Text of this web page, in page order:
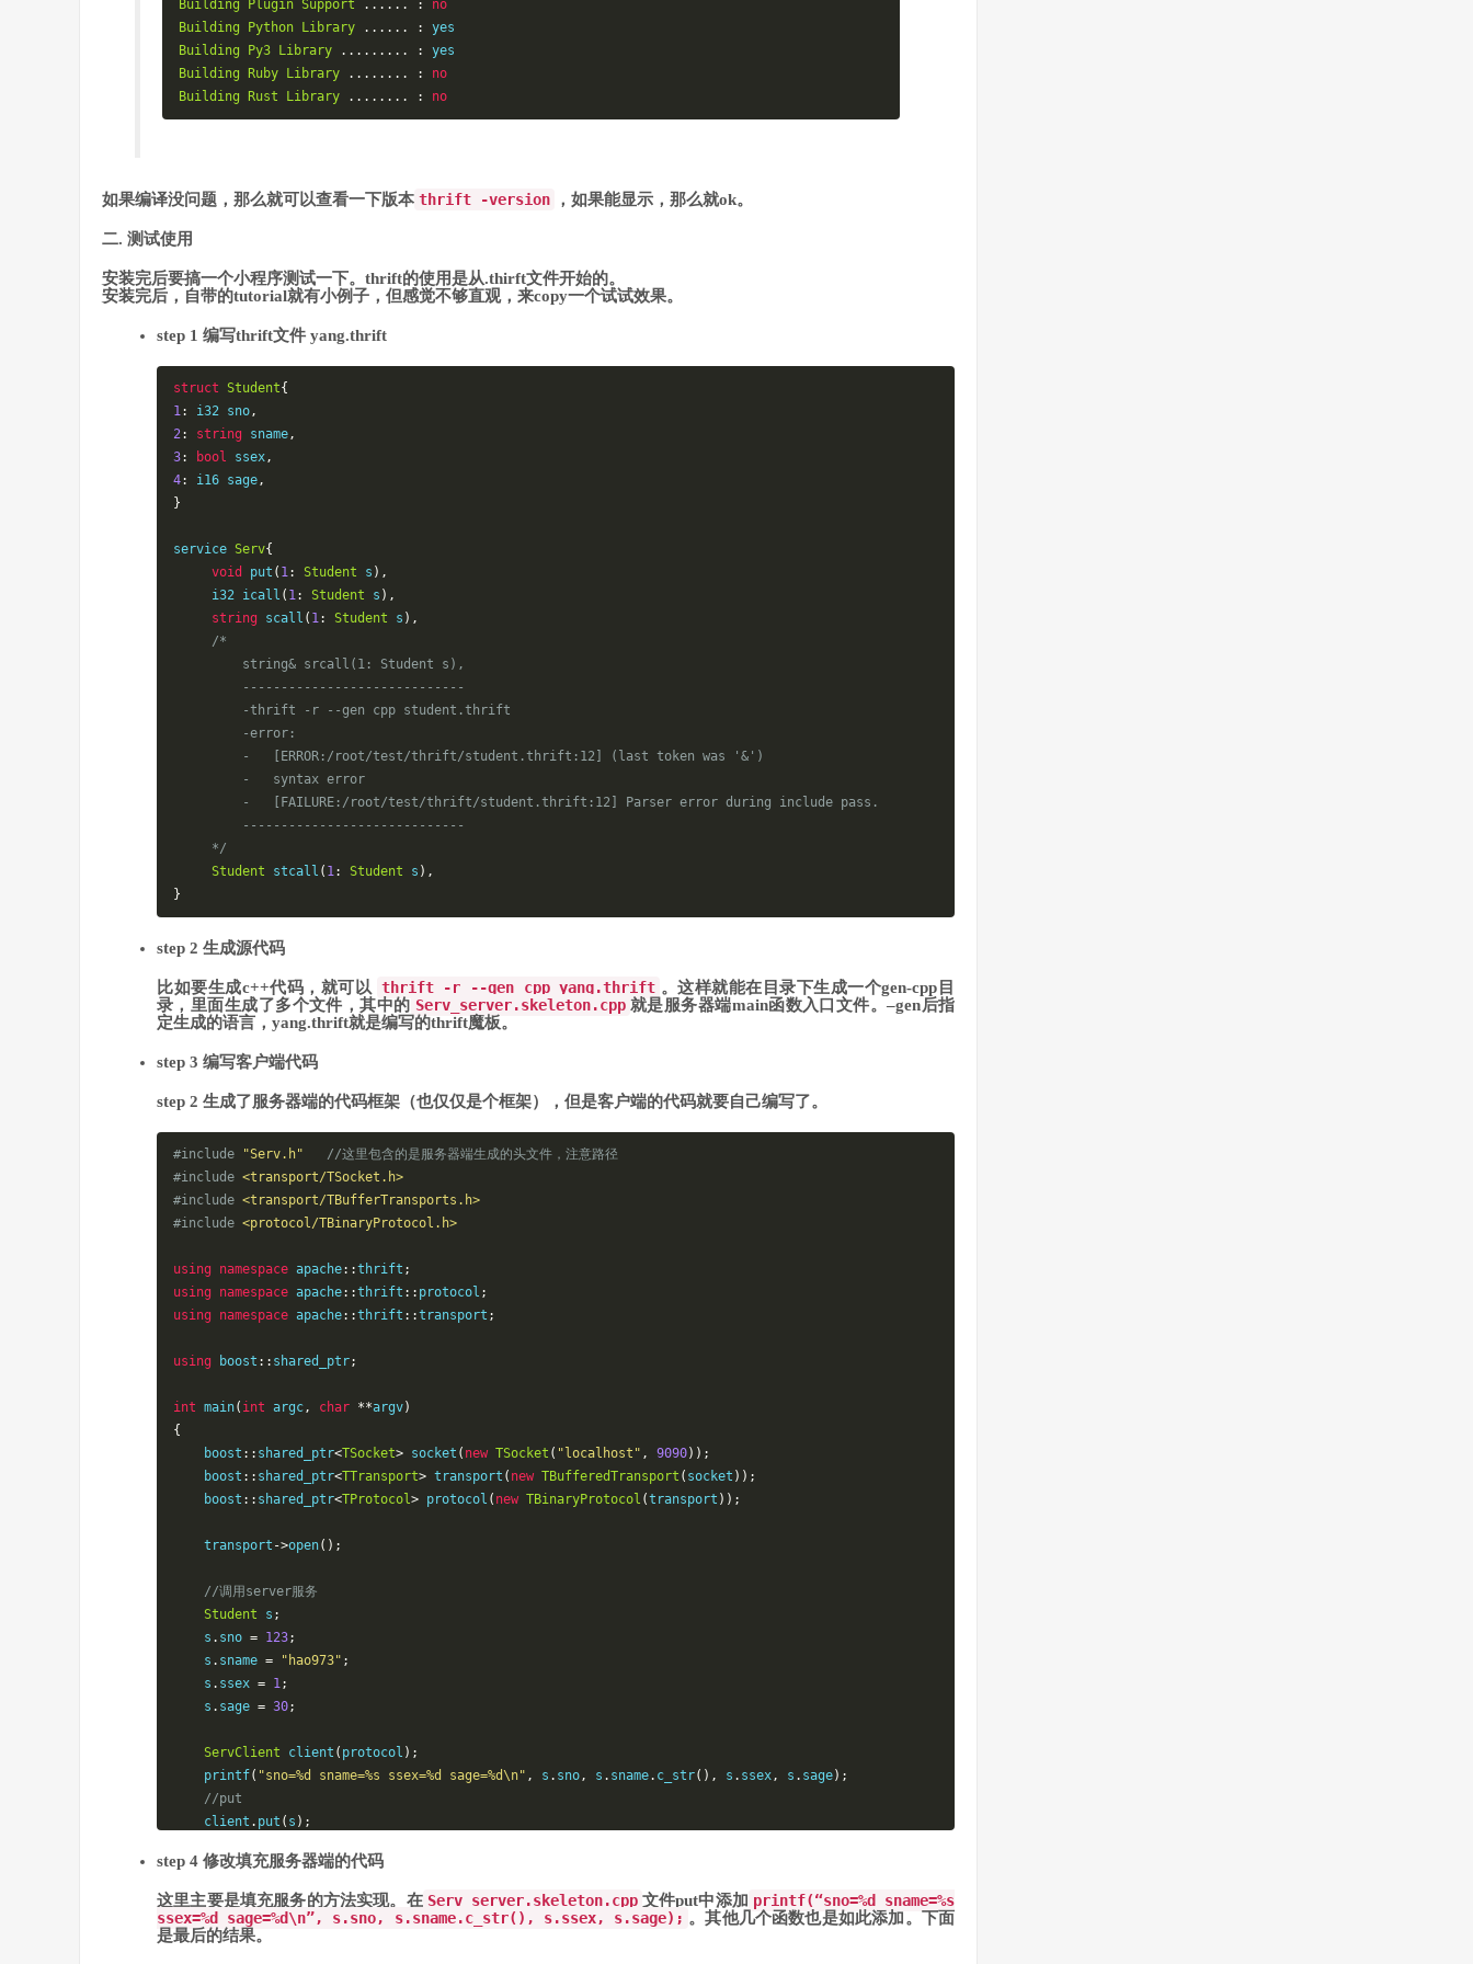
Building
Plugin Support ...... :
no
Building
Python Library ...... :
Building
Py3 Library ......... :
Building
Ruby Library ........ :
no
Building
Rust Library ........ : no
如果编译没问题，那么就可以查看一下版本 thrift -version ，如果能显示，那么就ok。
二. 测试使用
安装完后要搞一个小程序测试一下。thrift的使用是从.thirft文件开始的。
安装完后，自带的tutorial就有小例子，但感觉不够直观，来copy一个试试效果。
step 1 编写thrift文件 yang.thrift
struct Student{
1: i32 sno,
2: string sname,
3: bool ssex,
4: i16 sage,
}
service Serv{
void
put ( 1: Student s ),
     i32 icall
( 1: Student s ),
string scall ( 1: Student s ),
/*
     */
Student stcall ( 1: Student s ),
}
step 2 生成源代码
比如要生成c++代码，就可以 thrift -r --gen cpp yang.thrift 。这样就能在目录下生成一个gen-cpp目
录，里面生成了多个文件，其中的 Serv_server.skeleton.cpp 就是服务器端main函数入口文件。–gen后指
定生成的语言，yang.thrift就是编写的thrift魔板。
step 3 编写客户端代码
step 2 生成了服务器端的代码框架（也仅仅是个框架），但是客户端的代码就要自己编写了。
#include "Serv.h"
//这里包含的是服务器端生成的头文件，注意路径
#include <transport/TSocket.h>
#include <transport/TBufferTransports.h>
#include <protocol/TBinaryProtocol.h>
using namespace apache::thrift ;
using
namespace apache::thrift :: protocol ;
using
namespace apache::thrift ::transport ;
using boost :: shared_ptr;
int main( int argc, char **argv)
{
    boost
:: shared_ptr<TSocket> socket ( new TSocket ( "localhost" , 9090));
    boost
:: shared_ptr<TTransport> transport ( new TBufferedTransport ( socket ));
    boost
:: shared_ptr<TProtocol> protocol ( new TBinaryProtocol (transport ));
    transport
->open();
//调用server服务
Student s ;
    s
. sno = 123;
    s
. sname = "hao973" ;
    s
. ssex = 1;
    s
. sage = 30;
ServClient client ( protocol );
    printf
( "sno=%d sname=%s ssex=%d sage=%d\n" , s . sno, s . sname. c_str(), s . ssex, s . sage);
//put
    client
. put ( s );
    std
::string strname = ""
    client
.scall( strname , s);
    printf
("icall=%d, scall=%s\n", client.icall s), strname .c_str());
//stcall
step 4 修改填充服务器端的代码
这里主要是填充服务的方法实现。在 Serv_server.skeleton.cpp 文件put中添加 printf(“sno=%d sname=%s
ssex=%d sage=%d\n”, s.sno, s.sname.c_str(), s.ssex, s.sage); 。其他几个函数也是如此添加。下面
是最后的结果。